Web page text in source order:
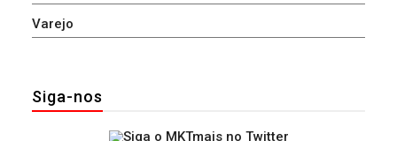
Varejo
Siga-nos